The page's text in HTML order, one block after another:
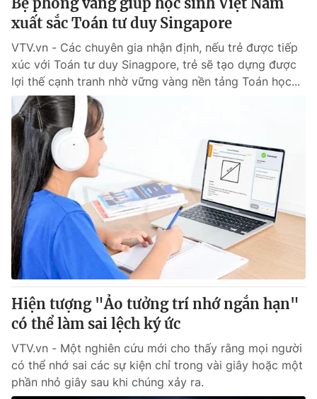
Emagazine Podcast
Photo Infographic
Video
VTV Money VTV Thể thao
VTV Sức khoẻ Bất động sản
Thị trường 24h Tấm lòng Việt
VTV4 Vươn mình bằng AI
VTV9 VTV8
Liên hệ tòa soạn English
xuất sắc Toán tư duy Singapore
VTV.vn - Các chuyên gia nhận định, nếu trẻ được tiếp
xúc với Toán tư duy Sinagpore, trẻ sẽ tạo dựng được
lợi thế cạnh tranh nhờ vững vàng nền tảng Toán học...
Hiện tượng "Ảo tưởng trí nhớ ngắn hạn"
có thể làm sai lệch ký ức
VTV.vn - Một nghiên cứu mới cho thấy rằng mọi người
có thể nhớ sai các sự kiện chỉ trong vài giây hoặc một
phần nhỏ giây sau khi chúng xảy ra.